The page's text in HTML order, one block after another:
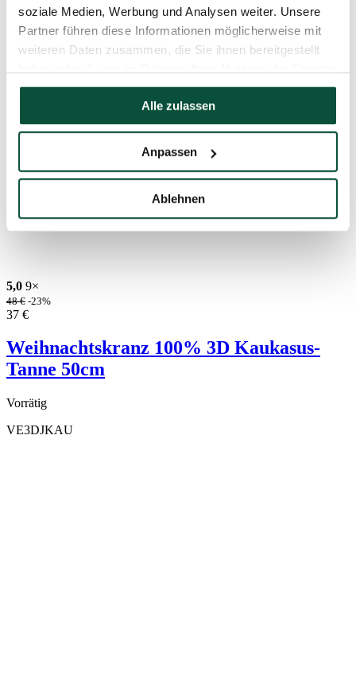
soziale Medien, Werbung und Analysen weiter. Unsere
Partner führen diese Informationen möglicherweise mit
weiteren Daten zusammen, die Sie ihnen bereitgestellt
gesammelt haben.
Alle zulassen
Anpassen
Ablehnen
5,0 9×
48€ -23%
37 €
Weihnachtskranz 100% 3D Kaukasus-
Tanne 50cm
Vorrätig
VE3DJKAU